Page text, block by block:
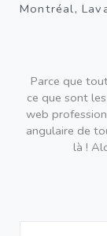
Montréal,
Parce que
ce que sont
web
angulaire de
là !